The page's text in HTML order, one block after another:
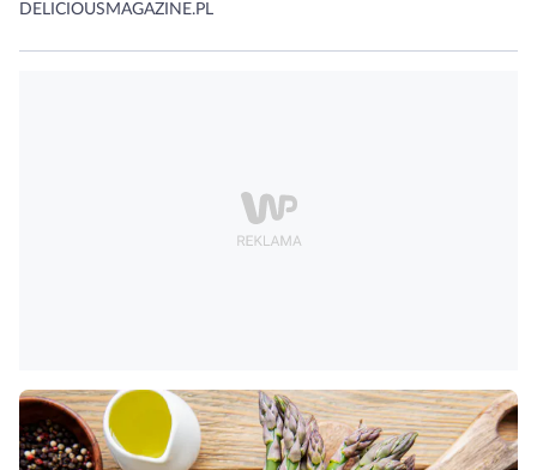
DELICIOUSMAGAZINE.PL